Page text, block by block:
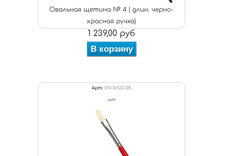
Овальная щетина № 4 ( длин. черно-
красная ручка)
1 239,00 руб
В корзину
Арт: DV-5423-05
шт